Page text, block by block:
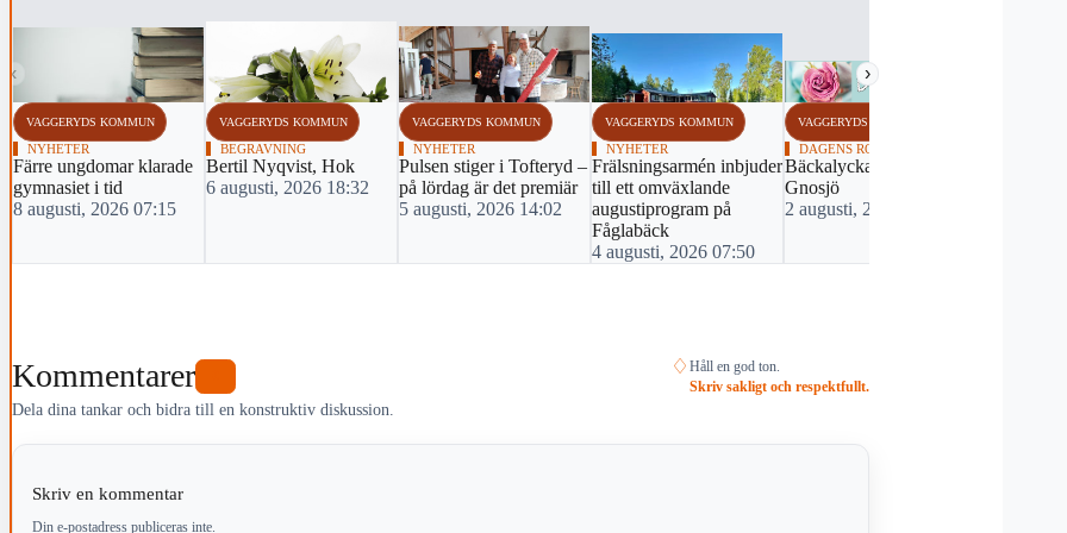
‹ ›
VAGGERYDS KOMMUN
NYHETER
Färre ungdomar klarade
gymnasiet i tid
8 augusti, 2026 07:15
VAGGERYDS KOMMUN
BEGRAVNING
Bertil Nyqvist, Hok
6 augusti, 2026 18:32
VAGGERYDS KOMMUN
NYHETER
Pulsen stiger i Tofteryd –
på lördag är det premiär
5 augusti, 2026 14:02
VAGGERYDS KOMMUN
NYHETER
Frälsningsarmén inbjuder
till ett omväxlande
augustiprogram på
Fåglabäck
4 augusti, 2026 07:50
VAGGERYDS KOMMUN
DAGENS ROS
Bäckalyckans förskola i
Gnosjö
2 augusti, 2026 20:41
Kommentarer
Dela dina tankar och bidra till en konstruktiv diskussion.
♢ Håll en god ton.
Skriv sakligt och respektfullt.
Skriv en kommentar
Din e-postadress publiceras inte.